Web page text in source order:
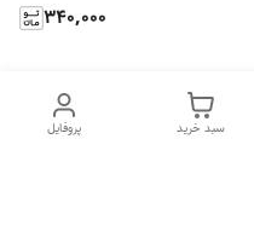
340,000
پروفایل سبد خرید